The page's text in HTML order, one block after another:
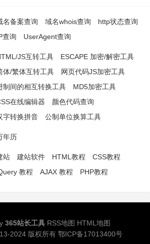
名备案查询 域名whois查询
http状态查询
查询
UserAgent查询
JS互转工具
ESCAPE 加密/解密工具
体/繁体互转工具
网页代码JS加密工具
制间的相互转换工具
MD5加密工具
在线编辑器
颜色代码查询
字转换拼音
公制单位换算工具
年历
站 建站软件 HTML教程
CSS教程
教程
AJAX 教程 PHP教程
365站长工具 RSS地图 HTML地图
2024 版权所有 鄂ICP备17013400号